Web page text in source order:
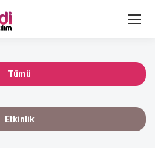
Tümü
Etkinlik